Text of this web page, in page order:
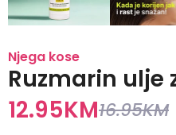
Njega kose
Ruzmarin ulje
12.95KM16.95KM